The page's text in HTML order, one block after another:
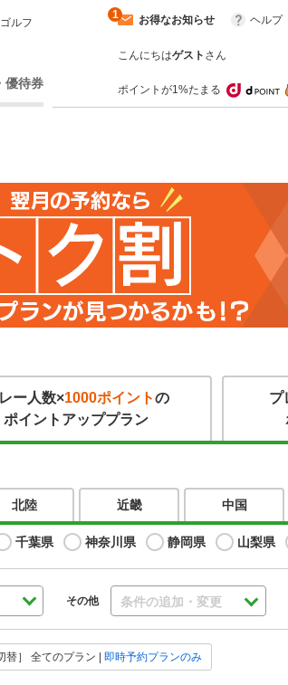
ルフ
優待券
お得なお知らせ
1 ヘルプ
こんにちはゲスト さん
ポイントが1%たまる
ー人数×1000ポイントの
ポイントアッププラン
プ
北陸 近畿 中国
千葉県 神奈川県 静岡県 山梨県
その他 条件の追加・変更
替］ 全てのプラン 即時予約プランのみ